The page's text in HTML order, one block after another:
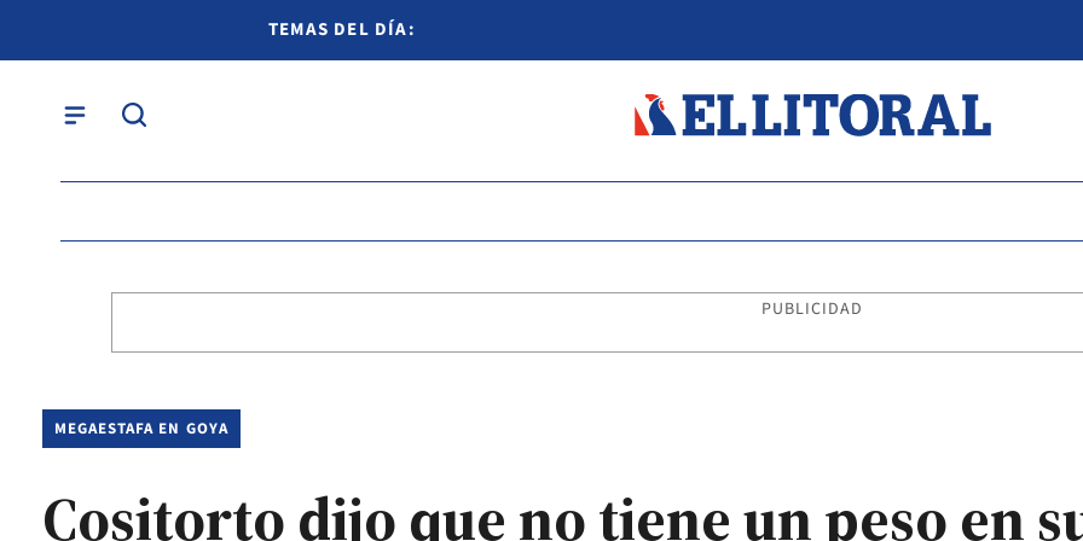
TEMAS DEL DÍA:
PUBLICIDAD
MEGAESTAFA EN GOYA
Cositorto dijo que no tiene un peso en